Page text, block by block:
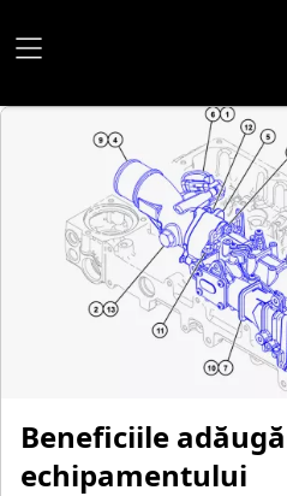
Beneficiile
echipamentului